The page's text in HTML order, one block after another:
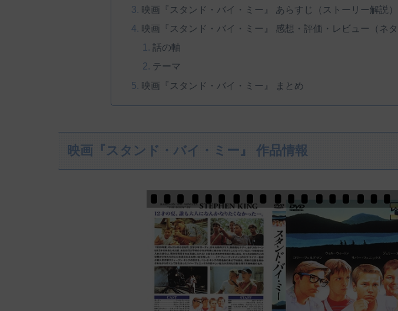
映画『スタンド・バイ・ミー』 あらすじ（ストーリー解説）
映画『スタンド・バイ・ミー』 感想・評価・レビュー（ネタ
話の軸
テーマ
映画『スタンド・バイ・ミー』 まとめ
映画『スタンド・バイ・ミー』 作品情報